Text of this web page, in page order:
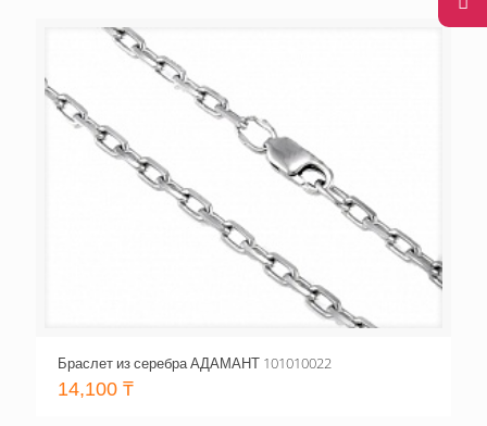
Браслет из серебра АДАМАНТ 101010022
14,100 ₸